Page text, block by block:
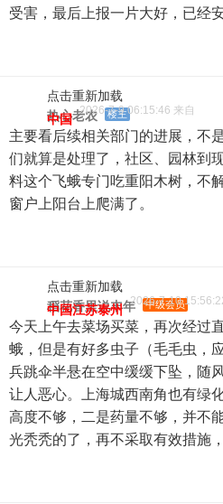
受害，最后上报一片大好，已经
点击重新加载
热心老农 楼主
2026-7-9 06:15:46 来自
中国
主要看后续相关部门的进展，不
们就算是处理了，社区、园林到
料这个飞蛾专门吃重阳木树，不
窗户上阳台上爬满了。
点击重新加载
稻花香里说丰年 中级会员
2026-7-10
中国江苏泰州
今天上午去菜场买菜，再次经过
蛾，但是有好多虫子（毛毛虫，
兵跳伞半悬在空中缓缓下坠，随
让人恶心。上海城西南角也有绿
高度不够，二是药量不够，并不
光秃秃的了，再不采取有效措施